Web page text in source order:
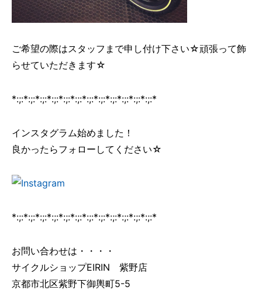
ご希望の際はスタッフまで申し付け下さい☆頑張って飾
らせていただきます☆
*:;:*:;:*:;:*:;:*:;:*:;:*:;:*:;:*:;:*:;:*:;:*:;:*
インスタグラム始めました！
良かったらフォローしてください☆
*:;:*:;:*:;:*:;:*:;:*:;:*:;:*:;:*:;:*:;:*:;:*:;:*
お問い合わせは・・・・
サイクルショップEIRIN 紫野店
京都市北区紫野下御輿町5-5